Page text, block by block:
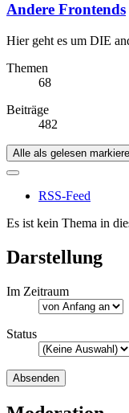
Andere Frontends
Hier geht es um DIE
Themen
68
Beiträge
482
Alle als gelesen
RSS-Feed
Es ist kein Thema in
Darstellung
Im Zeitraum
Status